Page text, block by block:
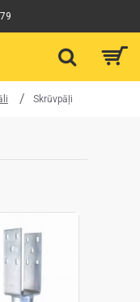
Skrūvpāļi